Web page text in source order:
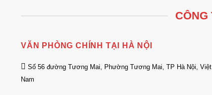
CÔNG
VĂN PHÒNG CHÍNH TẠI HÀ NỘI
Số 56 đường Tương Mai, Phường Tương Mai, TP Hà Nội, Việt
Nam